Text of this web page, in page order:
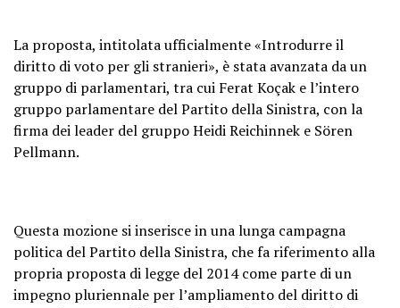
La proposta, intitolata ufficialmente «Introdurre il
diritto di voto per gli stranieri», è stata avanzata da un
gruppo di parlamentari, tra cui Ferat Koçak e l’intero
gruppo parlamentare del Partito della Sinistra, con la
firma dei leader del gruppo Heidi Reichinnek e Sören
Pellmann.
Questa mozione si inserisce in una lunga campagna
politica del Partito della Sinistra, che fa riferimento alla
propria proposta di legge del 2014 come parte di un
impegno pluriennale per l’ampliamento del diritto di